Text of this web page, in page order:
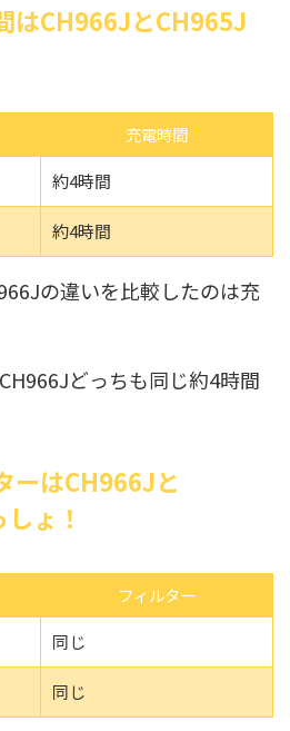
はCH966JとCH965J
充電時間
約4時間
約4時間
の違いを比較したのは充
どっちも同じ約4時間
ーはCH966Jと
ょ！
フィルター
同じ
同じ